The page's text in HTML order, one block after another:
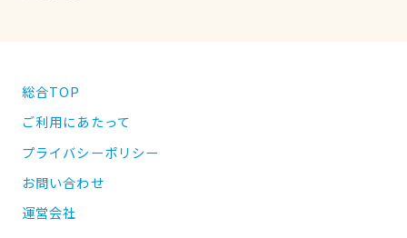
総合TOP
ご利用にあたって
プライバシーポリシー
お問い合わせ
運営会社